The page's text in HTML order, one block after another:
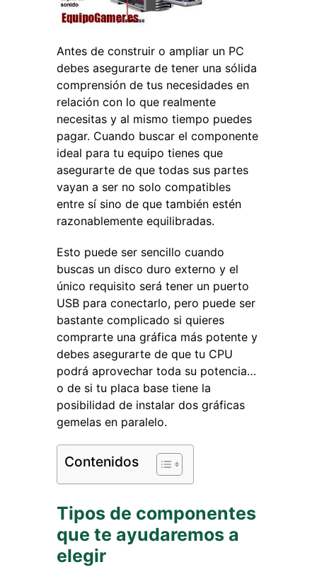
Antes de construir o ampliar un PC
debes asegurarte de tener una sólida
comprensión de tus necesidades en
relación con lo que realmente
necesitas y al mismo tiempo puedes
pagar. Cuando buscar el componente
ideal para tu equipo tienes que
asegurarte de que todas sus partes
vayan a ser no solo compatibles
entre sí sino de que también estén
razonablemente equilibradas.
Esto puede ser sencillo cuando
buscas un disco duro externo y el
único requisito será tener un puerto
USB para conectarlo, pero puede ser
bastante complicado si quieres
comprarte una gráfica más potente y
debes asegurarte de que tu CPU
podrá aprovechar toda su potencia…
o de si tu placa base tiene la
posibilidad de instalar dos gráficas
gemelas en paralelo.
Contenidos
Tipos de componentes
que te ayudaremos a
elegir